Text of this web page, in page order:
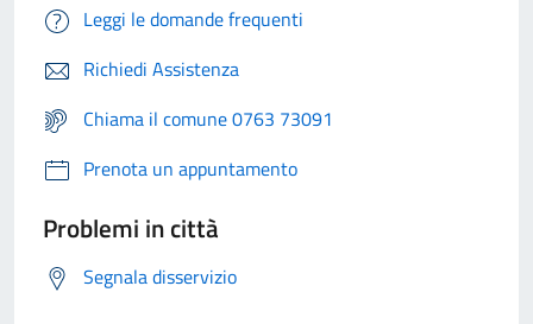
Leggi le domande frequenti
Richiedi Assistenza
Chiama il comune 0763 73091
Prenota un appuntamento
Problemi in città
Segnala disservizio